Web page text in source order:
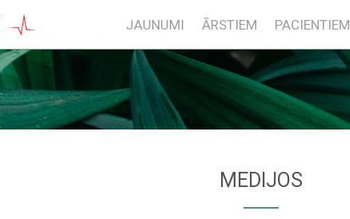
JAUNUMI ĀRSTIEM PACIENTIEM
MEDIJOS